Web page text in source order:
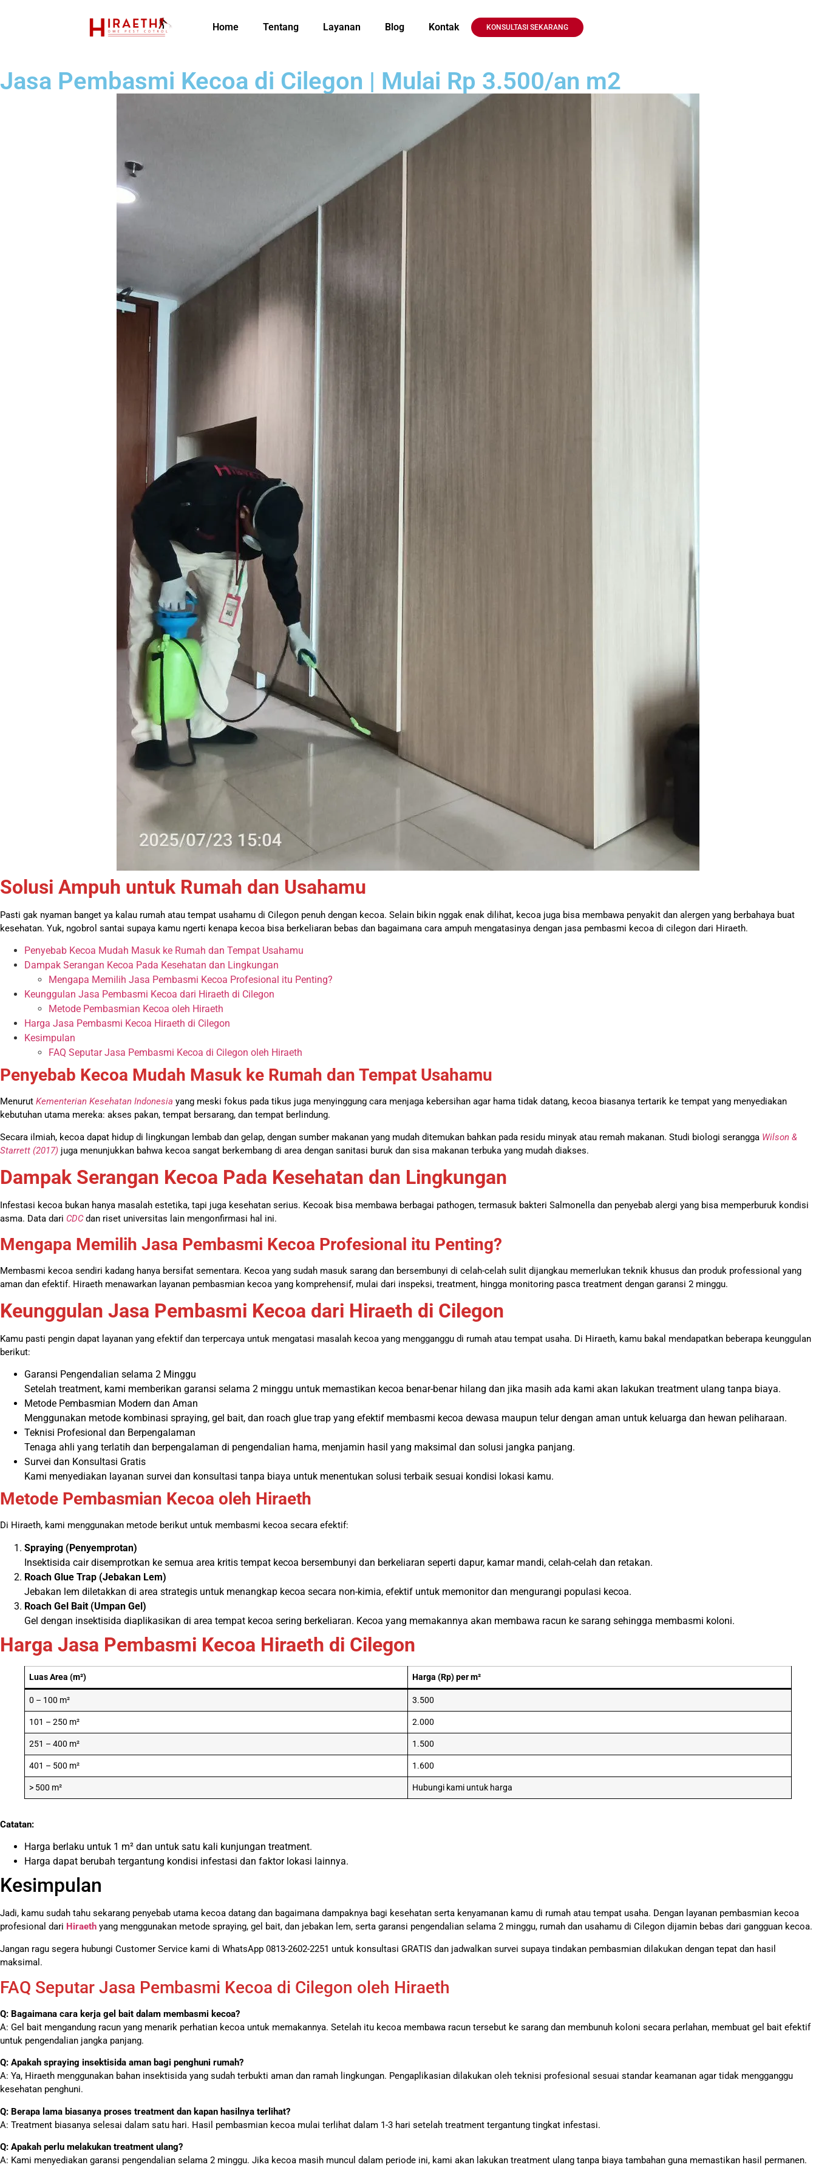
Home Tentang Layanan Blog Kontak KONSULTASI SEKARANG
Jasa Pembasmi Kecoa di Cilegon | Mulai Rp 3.500/an m2
Solusi Ampuh untuk Rumah dan Usahamu
Pasti gak nyaman banget ya kalau rumah atau tempat usahamu di Cilegon penuh dengan kecoa. Selain bikin nggak enak dilihat, kecoa juga bisa membawa penyakit dan alergen yang berbahaya buat
kesehatan. Yuk, ngobrol santai supaya kamu ngerti kenapa kecoa bisa berkeliaran bebas dan bagaimana cara ampuh mengatasinya dengan jasa pembasmi kecoa di cilegon dari Hiraeth.
Penyebab Kecoa Mudah Masuk ke Rumah dan Tempat Usahamu
Dampak Serangan Kecoa Pada Kesehatan dan Lingkungan
Mengapa Memilih Jasa Pembasmi Kecoa Profesional itu Penting?
Keunggulan Jasa Pembasmi Kecoa dari Hiraeth di Cilegon
Metode Pembasmian Kecoa oleh Hiraeth
Harga Jasa Pembasmi Kecoa Hiraeth di Cilegon
Kesimpulan
FAQ Seputar Jasa Pembasmi Kecoa di Cilegon oleh Hiraeth
Penyebab Kecoa Mudah Masuk ke Rumah dan Tempat Usahamu
Menurut Kementerian Kesehatan Indonesia yang meski fokus pada tikus juga menyinggung cara menjaga kebersihan agar hama tidak datang, kecoa biasanya tertarik ke tempat yang menyediakan
kebutuhan utama mereka: akses pakan, tempat bersarang, dan tempat berlindung.
Secara ilmiah, kecoa dapat hidup di lingkungan lembab dan gelap, dengan sumber makanan yang mudah ditemukan bahkan pada residu minyak atau remah makanan. Studi biologi serangga Wilson &
Starrett (2017) juga menunjukkan bahwa kecoa sangat berkembang di area dengan sanitasi buruk dan sisa makanan terbuka yang mudah diakses.
Dampak Serangan Kecoa Pada Kesehatan dan Lingkungan
Infestasi kecoa bukan hanya masalah estetika, tapi juga kesehatan serius. Kecoak bisa membawa berbagai pathogen, termasuk bakteri Salmonella dan penyebab alergi yang bisa memperburuk kondisi
asma. Data dari CDCdan riset universitas lain mengonfirmasi hal ini.
Mengapa Memilih Jasa Pembasmi Kecoa Profesional itu Penting?
Membasmi kecoa sendiri kadang hanya bersifat sementara. Kecoa yang sudah masuk sarang dan bersembunyi di celah-celah sulit dijangkau memerlukan teknik khusus dan produk professional yang
aman dan efektif. Hiraeth menawarkan layanan pembasmian kecoa yang komprehensif, mulai dari inspeksi, treatment, hingga monitoring pasca treatment dengan garansi 2 minggu.
Keunggulan Jasa Pembasmi Kecoa dari Hiraeth di Cilegon
Kamu pasti pengin dapat layanan yang efektif dan terpercaya untuk mengatasi masalah kecoa yang mengganggu di rumah atau tempat usaha. Di Hiraeth, kamu bakal mendapatkan beberapa keunggulan
berikut:
Garansi Pengendalian selama 2 Minggu
Setelah treatment, kami memberikan garansi selama 2 minggu untuk memastikan kecoa benar-benar hilang dan jika masih ada kami akan lakukan treatment ulang tanpa biaya.
Metode Pembasmian Modern dan Aman
Menggunakan metode kombinasi spraying, gel bait, dan roach glue trap yang efektif membasmi kecoa dewasa maupun telur dengan aman untuk keluarga dan hewan peliharaan.
Teknisi Profesional dan Berpengalaman
Tenaga ahli yang terlatih dan berpengalaman di pengendalian hama, menjamin hasil yang maksimal dan solusi jangka panjang.
Survei dan Konsultasi Gratis
Kami menyediakan layanan survei dan konsultasi tanpa biaya untuk menentukan solusi terbaik sesuai kondisi lokasi kamu.
Metode Pembasmian Kecoa oleh Hiraeth
Di Hiraeth, kami menggunakan metode berikut untuk membasmi kecoa secara efektif:
Spraying (Penyemprotan)
Insektisida cair disemprotkan ke semua area kritis tempat kecoa bersembunyi dan berkeliaran seperti dapur, kamar mandi, celah-celah dan retakan.
Roach Glue Trap (Jebakan Lem)
Jebakan lem diletakkan di area strategis untuk menangkap kecoa secara non-kimia, efektif untuk memonitor dan mengurangi populasi kecoa.
Roach Gel Bait (Umpan Gel)
Gel dengan insektisida diaplikasikan di area tempat kecoa sering berkeliaran. Kecoa yang memakannya akan membawa racun ke sarang sehingga membasmi koloni.
Harga Jasa Pembasmi Kecoa Hiraeth di Cilegon
Luas Area (m²) Harga (Rp) per m²
0 – 100 m² 3.500
101 – 250 m² 2.000
251 – 400 m² 1.500
401 – 500 m² 1.600
> 500 m² Hubungi kami untuk harga
Catatan:
Harga berlaku untuk 1 m² dan untuk satu kali kunjungan treatment.
Harga dapat berubah tergantung kondisi infestasi dan faktor lokasi lainnya.
Kesimpulan
Jadi, kamu sudah tahu sekarang penyebab utama kecoa datang dan bagaimana dampaknya bagi kesehatan serta kenyamanan kamu di rumah atau tempat usaha. Dengan layanan pembasmian kecoa
profesional dari Hiraeth yang menggunakan metode spraying, gel bait, dan jebakan lem, serta garansi pengendalian selama 2 minggu, rumah dan usahamu di Cilegon dijamin bebas dari gangguan kecoa.
Jangan ragu segera hubungi Customer Service kami di WhatsApp 0813-2602-2251 untuk konsultasi GRATIS dan jadwalkan survei supaya tindakan pembasmian dilakukan dengan tepat dan hasil
maksimal.
FAQ Seputar Jasa Pembasmi Kecoa di Cilegon oleh Hiraeth
Q: Bagaimana cara kerja gel bait dalam membasmi kecoa?
A: Gel bait mengandung racun yang menarik perhatian kecoa untuk memakannya. Setelah itu kecoa membawa racun tersebut ke sarang dan membunuh koloni secara perlahan, membuat gel bait efektif
untuk pengendalian jangka panjang.
Q: Apakah spraying insektisida aman bagi penghuni rumah?
A: Ya, Hiraeth menggunakan bahan insektisida yang sudah terbukti aman dan ramah lingkungan. Pengaplikasian dilakukan oleh teknisi profesional sesuai standar keamanan agar tidak mengganggu
kesehatan penghuni.
Q: Berapa lama biasanya proses treatment dan kapan hasilnya terlihat?
A: Treatment biasanya selesai dalam satu hari. Hasil pembasmian kecoa mulai terlihat dalam 1-3 hari setelah treatment tergantung tingkat infestasi.
Q: Apakah perlu melakukan treatment ulang?
A: Kami menyediakan garansi pengendalian selama 2 minggu. Jika kecoa masih muncul dalam periode ini, kami akan lakukan treatment ulang tanpa biaya tambahan guna memastikan hasil permanen.